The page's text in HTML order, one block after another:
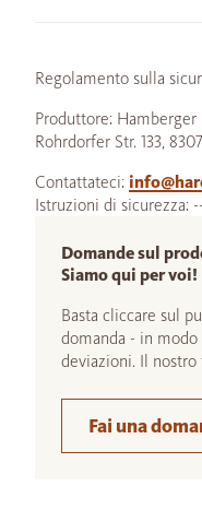
Regolamento sulla
Produttore:
Rohrdorfer Str. 133,
Contattateci:
Istruzioni di sicurezza: --
Domande sul
Siamo qui per voi!
Basta cliccare sul
domanda - in
deviazioni. Il
Fai una